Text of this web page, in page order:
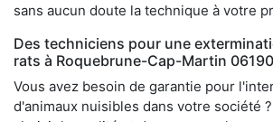
sans aucun doute la technique à votre
Des techniciens pour une
rats à Roquebrune-Cap-Martin 06190
Vous avez besoin de garantie pour
d'animaux nuisibles dans votre société